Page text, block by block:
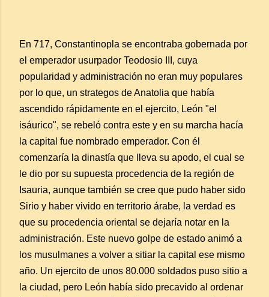
En 717, Constantinopla se encontraba gobernada por
el emperador usurpador Teodosio III, cuya
popularidad y administración no eran muy populares
por lo que, un strategos de Anatolia que había
ascendido rápidamente en el ejercito, León "el
isáurico", se rebeló contra este y en su marcha hacía
la capital fue nombrado emperador. Con él
comenzaría la dinastía que lleva su apodo, el cual se
le dio por su supuesta procedencia de la región de
Isauria, aunque también se cree que pudo haber sido
Sirio y haber vivido en territorio árabe, la verdad es
que su procedencia oriental se dejaría notar en la
administración. Este nuevo golpe de estado animó a
los musulmanes a volver a sitiar la capital ese mismo
año. Un ejercito de unos 80.000 soldados puso sitio a
la ciudad, pero León había sido precavido al ordenar